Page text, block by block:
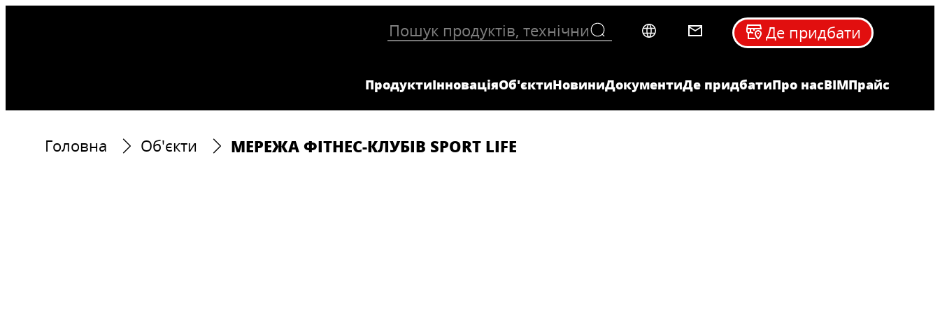
ПродуктиІнноваціяОб'єктиНовиниДокументиДе придбатиПро насBIMПрайс
Де придбати
Головна Об'єкти МЕРЕЖА ФІТНЕС-КЛУБІВ SPORT LIFE